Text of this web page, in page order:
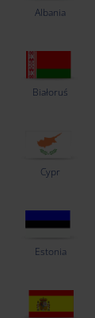
Albania
Białoruś
Cypr
Estonia